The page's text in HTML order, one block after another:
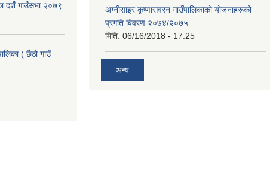
दशैँ गाउँसभा २०७९
( छैठो गाउँ
अग्नीसाइर कृष्णासवरन गाउँपालिकाको योजनाहरूको
प्रगति बिवरण २०७४/२०७५
मिति: 06/16/2018 - 17:25
अन्य